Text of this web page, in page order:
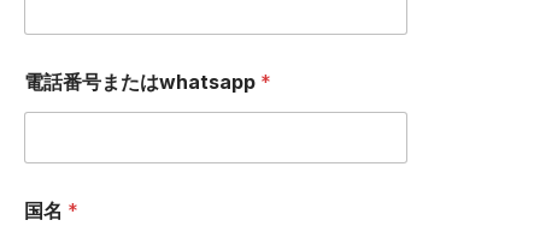
R
Y
*
電話番号またはwhatsapp *
国名 *